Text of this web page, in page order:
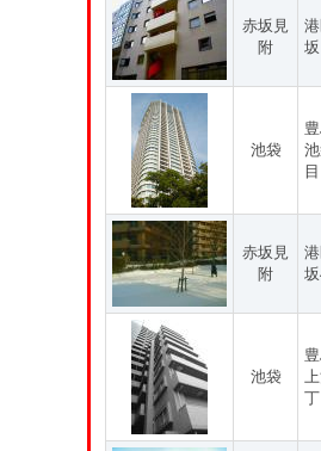
赤坂見
附
池袋
目
赤坂見
附
池袋